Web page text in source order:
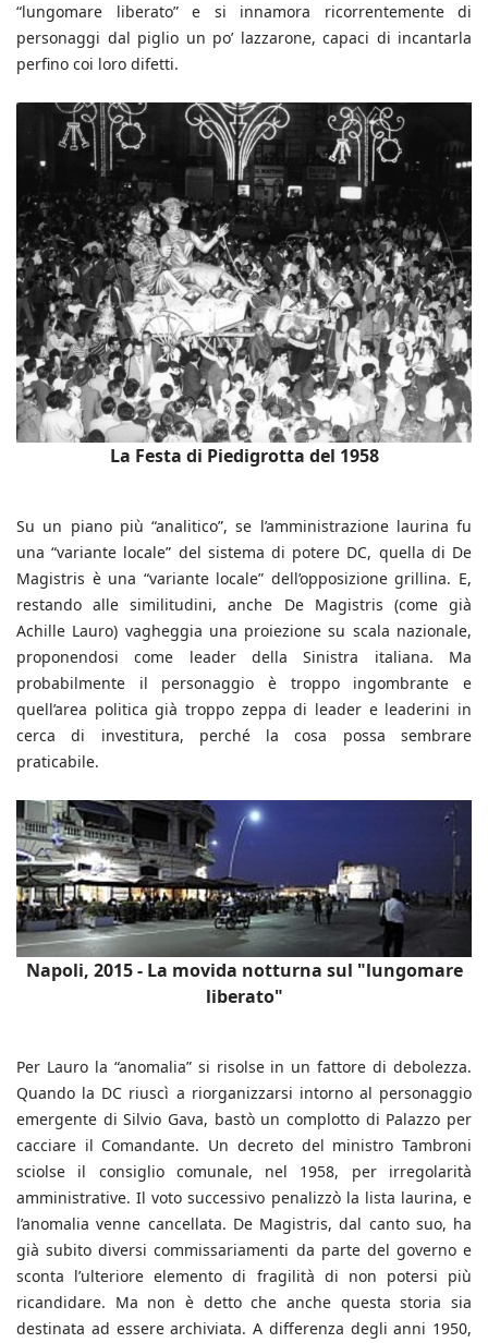
“lungomare liberato” e si innamora ricorrentemente di
personaggi dal piglio un po’ lazzarone, capaci di incantarla
perfino coi loro difetti.
La Festa di Piedigrotta del 1958
Su un piano più “analitico”, se l’amministrazione laurina fu
una “variante locale” del sistema di potere DC, quella di De
Magistris è una “variante locale” dell’opposizione grillina. E,
restando alle similitudini, anche De Magistris (come già
Achille Lauro) vagheggia una proiezione su scala nazionale,
proponendosi come leader della Sinistra italiana. Ma
probabilmente il personaggio è troppo ingombrante e
quell’area politica già troppo zeppa di leader e leaderini in
cerca di investitura, perché la cosa possa sembrare
praticabile.
Napoli, 2015 - La movida notturna sul "lungomare
liberato"
Per Lauro la “anomalia” si risolse in un fattore di debolezza.
Quando la DC riuscì a riorganizzarsi intorno al personaggio
emergente di Silvio Gava, bastò un complotto di Palazzo per
cacciare il Comandante. Un decreto del ministro Tambroni
sciolse il consiglio comunale, nel 1958, per irregolarità
amministrative. Il voto successivo penalizzò la lista laurina, e
l’anomalia venne cancellata. De Magistris, dal canto suo, ha
già subito diversi commissariamenti da parte del governo e
sconta l’ulteriore elemento di fragilità di non potersi più
ricandidare. Ma non è detto che anche questa storia sia
destinata ad essere archiviata. A differenza degli anni 1950,